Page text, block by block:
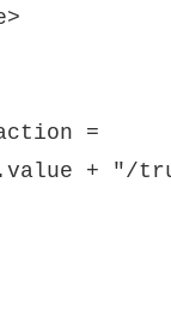
=
+ "/